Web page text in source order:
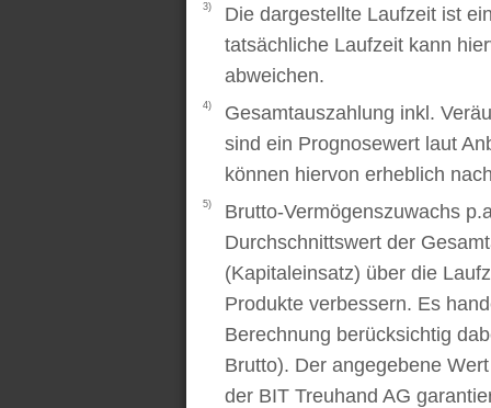
3)
Die dargestellte Laufzeit ist
tatsächliche Laufzeit kann
abweichen.
4)
Gesamtauszahlung inkl.
sind ein Prognosewert laut
können hiervon erheblich
5)
Brutto-Vermögenszuwachs
Durchschnittswert der
(Kapitaleinsatz) über die
Produkte verbessern. Es
Berechnung berücksichtig
Brutto). Der angegebene
der BIT Treuhand AG